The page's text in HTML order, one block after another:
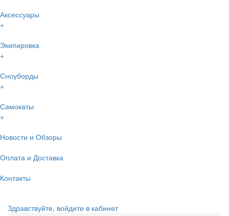
Аксессуары
+
Экипировка
+
Сноуборды
+
Самокаты
+
Новости и Обзоры
Оплата и Доставка
Контакты
Здравствуйте, войдите в кабинет